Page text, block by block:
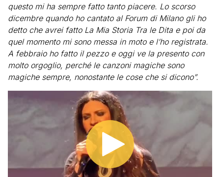
questo mi ha sempre fatto tanto piacere. Lo scorso
dicembre quando ho cantato al Forum di Milano gli ho
detto che avrei fatto La Mia Storia Tra le Dita e poi da
quel momento mi sono messa in moto e l’ho registrata.
A febbraio ho fatto il pezzo e oggi ve la presento con
molto orgoglio, perché le canzoni magiche sono
magiche sempre, nonostante le cose che si dicono”.